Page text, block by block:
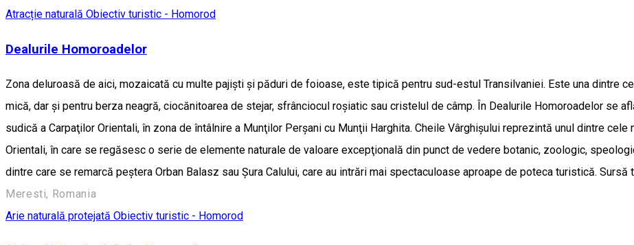
Atracție naturală Obiectiv turistic - Homorod
Dealurile Homoroadelor
Zona deluroasă de aici, mozaicată cu multe pajişti şi păduri de foioase, este tipică pentru sud-estul Transilvaniei. Este una dintre
mică, dar și pentru berza neagră, ciocănitoarea de stejar, sfrânciocul roşiatic sau cristelul de câmp. În Dealurile Homoroadelor se
sudică a Carpaţilor Orientali, în zona de întâlnire a Munţilor Perşani cu Munţii Harghita. Cheile Vârghişului reprezintă unul dintre
Orientali, în care se regăsesc o serie de elemente naturale de valoare excepţională din punct de vedere botanic, zoologic,
dintre care se remarcă peștera Orban Balasz sau Șura Calului, care au intrări mai spectaculoase aproape de poteca turistică.
Meresti, Romania
Arie naturală protejată Obiectiv turistic - Homorod